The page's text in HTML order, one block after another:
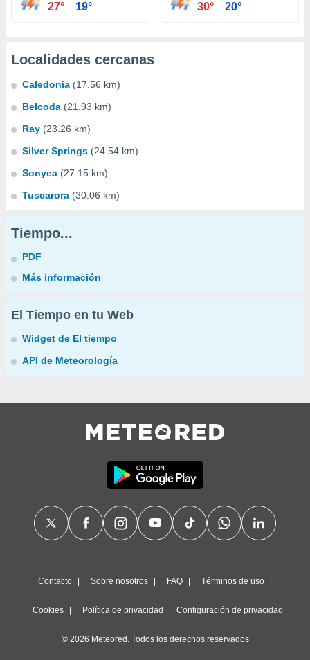
27° 19° 30° 20°
Localidades cercanas
Caledonia (17.56 km)
Belcoda (21.93 km)
Ray (23.26 km)
Silver Springs (24.54 km)
Sonyea (27.15 km)
Tuscarora (30.06 km)
Tiempo...
PDF
Más información
El Tiempo en tu Web
Widget de El tiempo
API de Meteorología
Contacto Sobre nosotros FAQ Términos de uso
Cookies Política de privacidad Configuración de privacidad
© 2026 Meteored. Todos los derechos reservados